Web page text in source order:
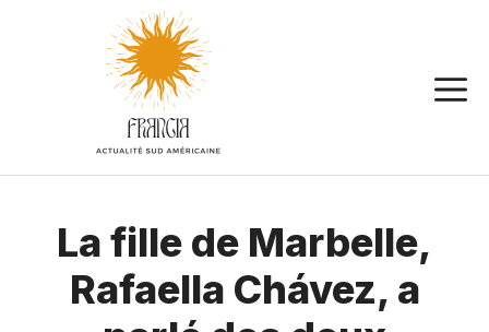
La fille de Marbelle,
Rafaella Chávez, a